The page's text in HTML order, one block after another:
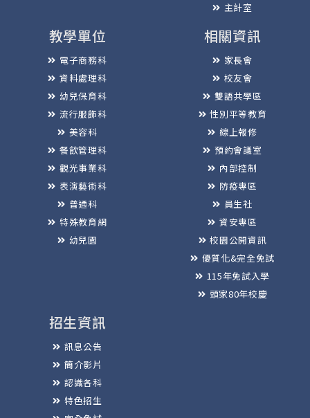
主計室
教學單位
電子商務科
資料處理科
幼兒保育科
流行服飾科
美容科
餐飲管理科
觀光事業科
表演藝術科
普通科
特殊教育網
幼兒園
相關資訊
家長會
校友會
雙語共學區
性別平等教育
線上報修
預約會議室
內部控制
防疫專區
員生社
資安專區
校園公開資訊
優質化&完全免試
115年免試入學
頭家80年校慶
招生資訊
訊息公告
簡介影片
認識各科
特色招生